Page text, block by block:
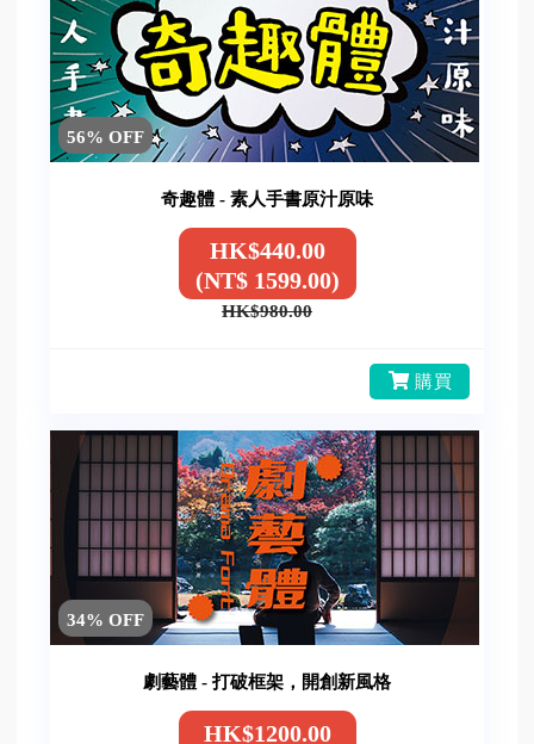
56% OFF
奇趣體 - 素人手書原汁原味
HK$440.00
(NT$ 1599.00)
HK$980.00
購買
34% OFF
劇藝體 - 打破框架，開創新風格
HK$1200.00